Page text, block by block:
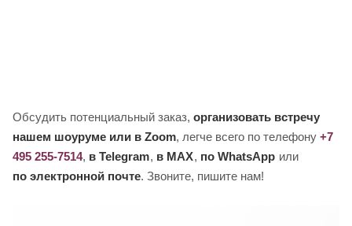
Обсудить потенциальный заказ, организовать встречу
нашем шоуруме или в Zoom, легче всего по телефону +7
495 255-7514, в Telegram, в MAX, по WhatsApp или
по электронной почте. Звоните, пишите нам!